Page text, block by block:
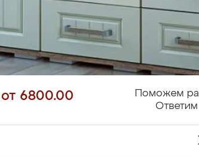
6800.00
Поможем